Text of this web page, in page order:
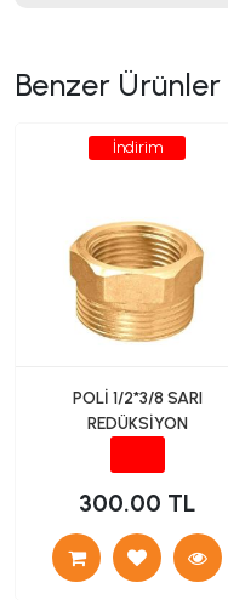
Benzer Ürünler
İndirim
POLİ 1/2*3/8 SARI
REDÜKSİYON
300.00 TL